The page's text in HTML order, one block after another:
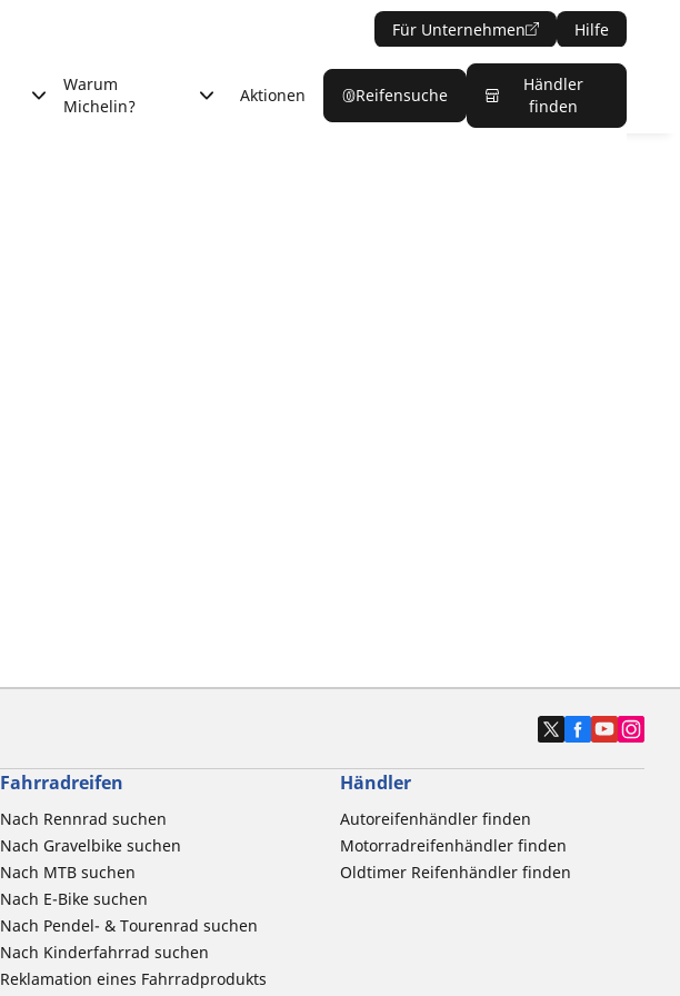
Für Unternehmen Hilfe
Warum
Michelin?
Aktionen Reifensuche
Händler
finden
Fahrradreifen
Nach Rennrad suchen
Nach Gravelbike suchen
Nach MTB suchen
Nach E-Bike suchen
Nach Pendel- & Tourenrad suchen
Nach Kinderfahrrad suchen
Reklamation eines Fahrradprodukts
Händler
Autoreifenhändler finden
Motorradreifenhändler finden
Oldtimer Reifenhändler finden